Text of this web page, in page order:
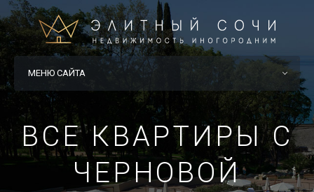
МЕНЮ САЙТА
ВСЕ КВАРТИРЫ С
ЧЕРНОВОЙ